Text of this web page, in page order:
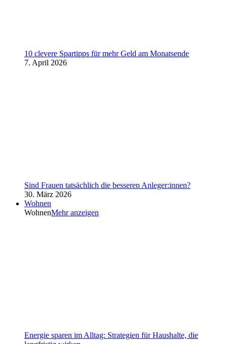
10 clevere Spartipps für mehr Geld am Monatsende
7. April 2026
Sind Frauen tatsächlich die besseren Anleger:innen?
30. März 2026
Wohnen
WohnenMehr anzeigen
Energie sparen im Alltag: Strategien für Haushalte, die